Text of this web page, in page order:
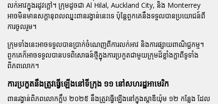
លក់អាវក្នុងរដូវក្តៅ។ ក្រុមដូចជា Al Hilal, Auckland City, និង Monterrey
អាចមិនមានសក្តានុពលឈ្នះពានរង្វាន់នេះទេ ប៉ុន្តែពួកគេនឹងទទួលបានប្រយោជន៍ពី
ការចូលរួម។
ក្រុមទាំងនេះអាចទទួលបានប្រាក់ចំណេញពីការលក់អាវ និងការផ្សាយពាណិជ្ជកម្ម។
ពួកគេក៏អាចទទួលបានបទពិសោធន៍ថ្មីក្នុងការប្រកួតជាមួយក្រុមដ៏ខ្លាំងក្លាពីទូទាំង
ពិភពលោក។
ការប្រកួតនឹងត្រូវធ្វើឡើងនៅទីក្រុង ១១ នៅសហរដ្ឋអាមេរិក
ពានរង្វាន់ពិភពលោកក្លឹប ២០២៥ នឹងត្រូវធ្វើឡើងនៅក្នុងស្តាឌីយ៉ុម ១២ កន្លែង ដែល